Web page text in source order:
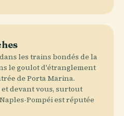
les trains bondés de la
le goulot d'étranglement
de Porta Marina.
et devant vous, surtout
Pompéi est réputée